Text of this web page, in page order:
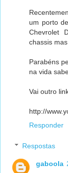
um porto
Chevrolet
chassis
Parabéns
na vida
Vai outro
http://
Responder
Respostas
gaboola